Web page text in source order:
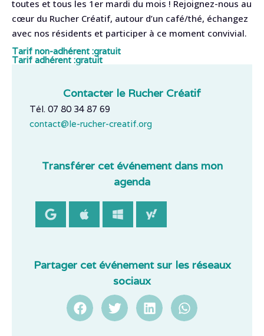
toutes et tous les 1er mardi du mois ! Rejoignez-nous au
cœur du Rucher Créatif, autour d’un café/thé, échangez
avec nos résidents et participer à ce moment convivial.
Tarif non-adhérent :gratuit
Tarif adhérent :gratuit
Contacter le Rucher Créatif
Tél. 07 80 34 87 69
contact@le-rucher-creatif.org
Transférer cet événement dans mon
agenda
Partager cet événement sur les réseaux
sociaux